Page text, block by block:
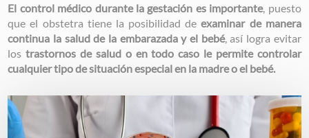
El control médico durante la gestación es importante, puesto
que el obstetra tiene la posibilidad deexaminar de manera
continua la salud de la embarazada y el bebé, así logra evitar
lostrastornos de salud o en todo caso le permite controlar
cualquier tipo de situación especial en la madre o el bebé.
Image